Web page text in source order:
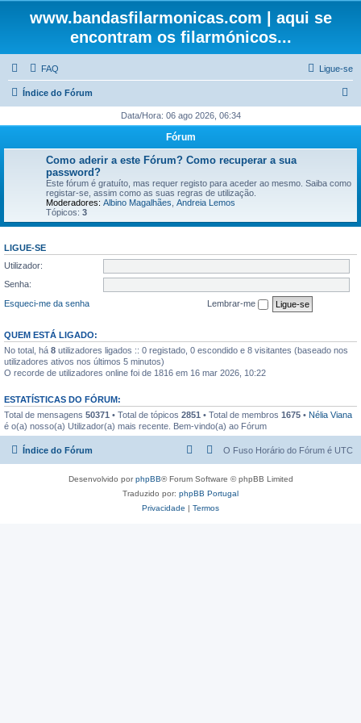
www.bandasfilarmonicas.com | aqui se
encontram os filarmónicos...
FAQ Ligue-se
Índice do Fórum
q
a
Data/Hora: 06 ago 2026, 06:34
Fórum
Como aderir a este Fórum? Como recuperar a sua
password?
Este fórum é gratuíto, mas requer registo para aceder ao mesmo. Saiba como
registar-se, assim como as suas regras de utilização.
Moderadores: Albino Magalhães Andreia Lemos
Tópicos: 3
LIGUE-SE
Utilizador:
Senha:
Esqueci-me da senha
Lembrar-me
QUEM ESTÁ LIGADO:
No total, há 8 utilizadores ligados :: 0 registado, 0 escondido e 8 visitantes (baseado nos
utilizadores ativos nos últimos 5 minutos)
O recorde de utilizadores online foi de 1816 em 16 mar 2026, 10:22
ESTATÍSTICAS DO FÓRUM:
Total de mensagens 50371 • Total de tópicos 2851 • Total de membros 1675 • Nélia Viana
é o(a) nosso(a) Utilizador(a) mais recente. Bem-vindo(a) ao Fórum
Índice do Fórum O Fuso Horário do Fórum é UTC
Desenvolvido porphpBB® Forum Software © phpBB Limited
Traduzido por: phpBB Portugal
Privacidade | Termos